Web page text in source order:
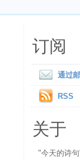
订阅
通过
RSS
关于
"今天的诗